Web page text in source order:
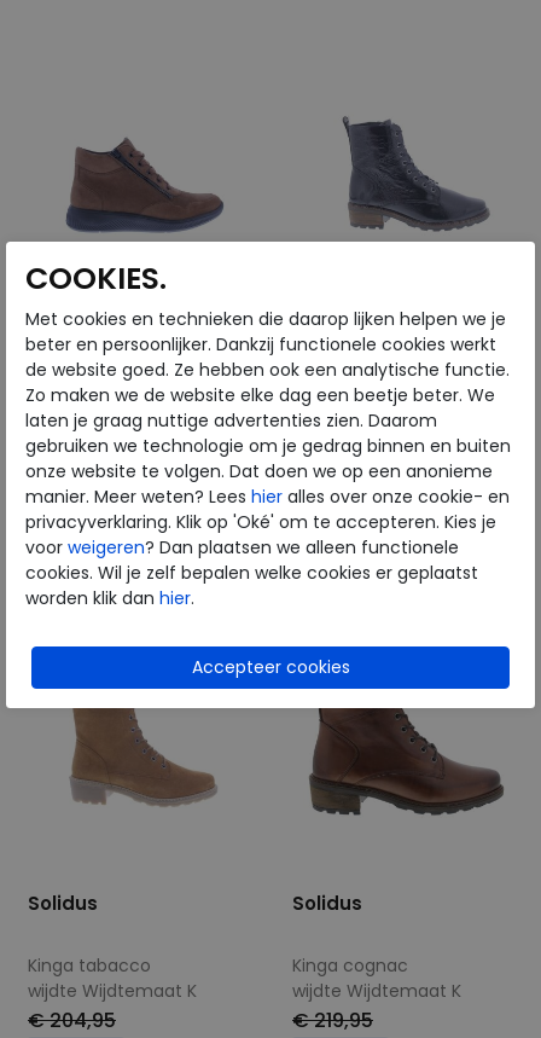
Solidus
Halea brown
wijdte Wijdtemaat H
€ 209,95
€ 125,97
Beschikbare maten
5,5 7 7,5
Solidus
Kinga schwarz
wijdte Wijdtemaat K
€ 239,95
€ 191,96
Beschikbare maten
5,5
Solidus
Kinga tabacco
wijdte Wijdtemaat K
€ 204,95
Solidus
Kinga cognac
wijdte Wijdtemaat K
€ 219,95
COOKIES.
Met cookies en technieken die daarop lijken helpen we je
beter en persoonlijker. Dankzij functionele cookies werkt
de website goed. Ze hebben ook een analytische functie.
Zo maken we de website elke dag een beetje beter. We
laten je graag nuttige advertenties zien. Daarom
gebruiken we technologie om je gedrag binnen en buiten
onze website te volgen. Dat doen we op een anonieme
manier. Meer weten? Lees hier alles over onze cookie- en
privacyverklaring. Klik op 'Oké' om te accepteren. Kies je
voor weigeren? Dan plaatsen we alleen functionele
cookies. Wil je zelf bepalen welke cookies er geplaatst
worden klik dan hier.